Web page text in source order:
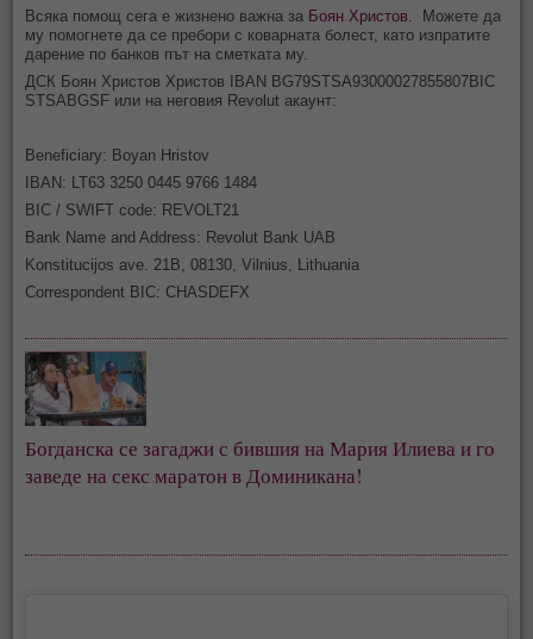
Всяка помощ сега е жизнено важна за Боян Христов. Можете да
му помогнете да се пребори с коварната болест, като изпратите
дарение по банков път на сметката му.
ДСК Боян Христов Христов IBAN BG79STSA93000027855807BIC
STSABGSF или на неговия Revolut акаунт:
Beneficiary: Boyan Hristov
IBAN: LT63 3250 0445 9766 1484
BIC / SWIFT code: REVOLT21
Bank Name and Address: Revolut Bank UAB
Konstitucijos ave. 21B, 08130, Vilnius, Lithuania
Correspondent BIC: CHASDEFX
Богданска се загаджи с бившия на Мария Илиева и го
заведе на секс маратон в Доминикана!